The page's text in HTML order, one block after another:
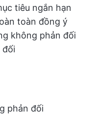
tiêu ngắn hạn
toàn đồng ý
không phản đối
đối
phản đối